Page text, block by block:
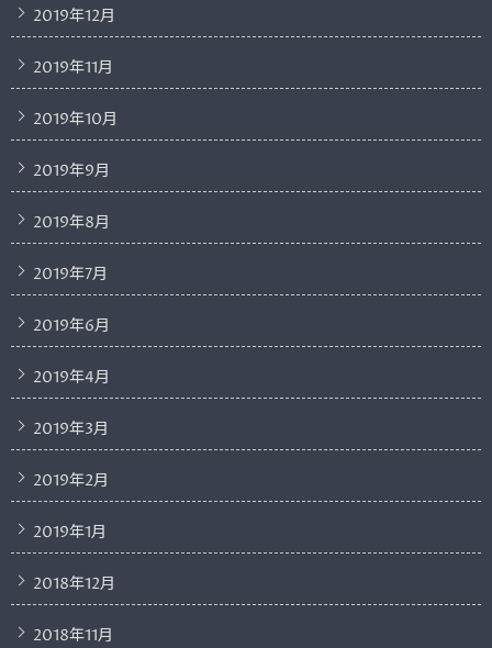
2019年12月
2019年11月
2019年10月
2019年9月
2019年8月
2019年7月
2019年6月
2019年4月
2019年3月
2019年2月
2019年1月
2018年12月
2018年11月